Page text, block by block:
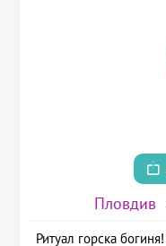
Пловдив
Ритуал горска